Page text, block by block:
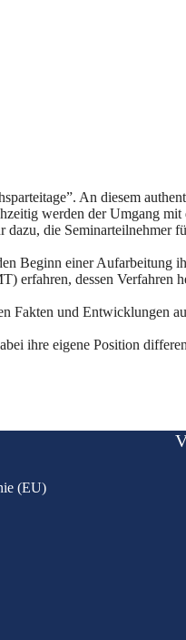
An diesem
werden der Umgang mit
die Seminarteilnehmer
Beginn einer Aufarbeitung
erfahren, dessen Verfahren
Fakten und Entwicklungen
ihre eigene Position
(EU)